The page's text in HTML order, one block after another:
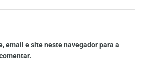
email e site neste navegador para a